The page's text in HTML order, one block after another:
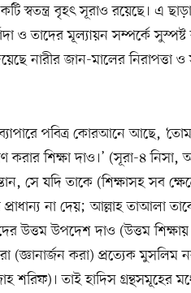
স্বতন্ত্র বৃহৎ সূরাও রয়েছে। এ
ও তাদের মূল্যায়ন সম্পর্কে সুস্পষ্ট
নারীর জান-মালের নিরাপত্তা ও
পবিত্র কোরআনে আছে,
শিক্ষা দাও।’ (সূরা-৪ নিসা,
সে যদি তাকে (শিক্ষাসহ সব
না দেয়; আল্লাহ তাআলা
উত্তম উপদেশ দাও (উত্তম শিক্ষায়
(জ্ঞানার্জন করা) প্রত্যেক মুসলিম
শরিফ)। তাই হাদিস গ্রন্থসমূহের